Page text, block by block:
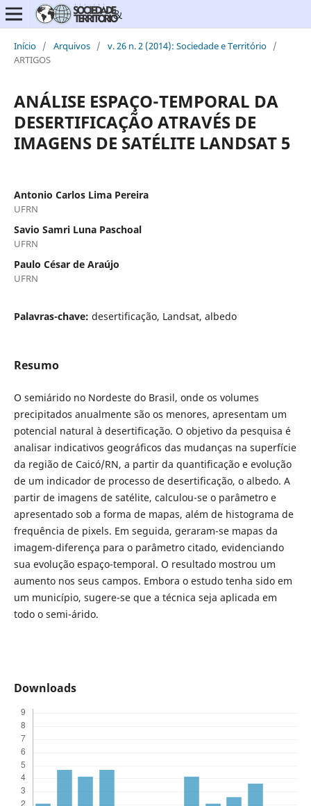
Início / Arquivos / v. 26 n. 2 (2014): Sociedade e Território /
ARTIGOS
ANÁLISE ESPAÇO-TEMPORAL DA
DESERTIFICAÇÃO ATRAVÉS DE
IMAGENS DE SATÉLITE LANDSAT 5
Antonio Carlos Lima Pereira
UFRN
Savio Samri Luna Paschoal
UFRN
Paulo César de Araújo
UFRN
Palavras-chave: desertificação, Landsat, albedo
Resumo
O semiárido no Nordeste do Brasil, onde os volumes
precipitados anualmente são os menores, apresentam um
potencial natural à desertificação. O objetivo da pesquisa é
analisar indicativos geográficos das mudanças na superfície
da região de Caicó/RN, a partir da quantificação e evolução
de um indicador de processo de desertificação, o albedo. A
partir de imagens de satélite, calculou-se o parâmetro e
apresentado sob a forma de mapas, além de histograma de
frequência de pixels. Em seguida, geraram-se mapas da
imagem-diferença para o parâmetro citado, evidenciando
sua evolução espaço-temporal. O resultado mostrou um
aumento nos seus campos. Embora o estudo tenha sido em
um município, sugere-se que a técnica seja aplicada em
todo o semi-árido.
Downloads